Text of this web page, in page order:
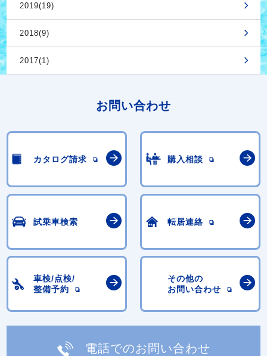
2019(19)
2018(9)
2017(1)
お問い合わせ
カタログ請求 購入相談
試乗車検索 転居連絡
車検/点検/
整備予約
その他の
お問い合わせ
電話でのお問い合わせ